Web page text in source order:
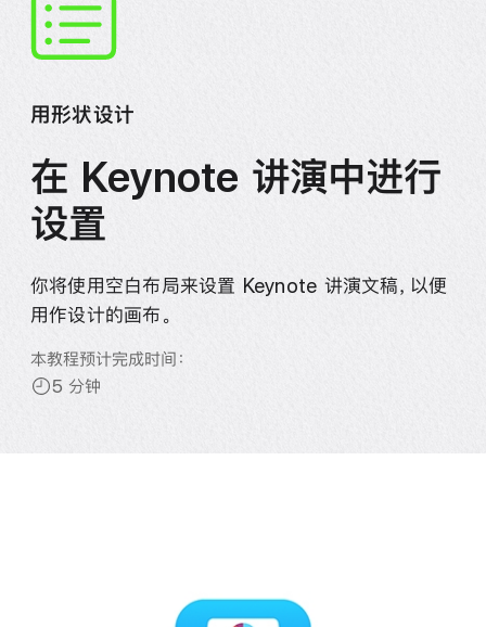
用形状设计
在 Keynote 讲演中进行
设置
你将使用空白布局来设置 Keynote 讲演文稿，以便
用作设计的画布。
本教程预计完成时间：
5 分钟